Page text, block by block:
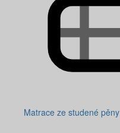
Matrace ze studené pěny